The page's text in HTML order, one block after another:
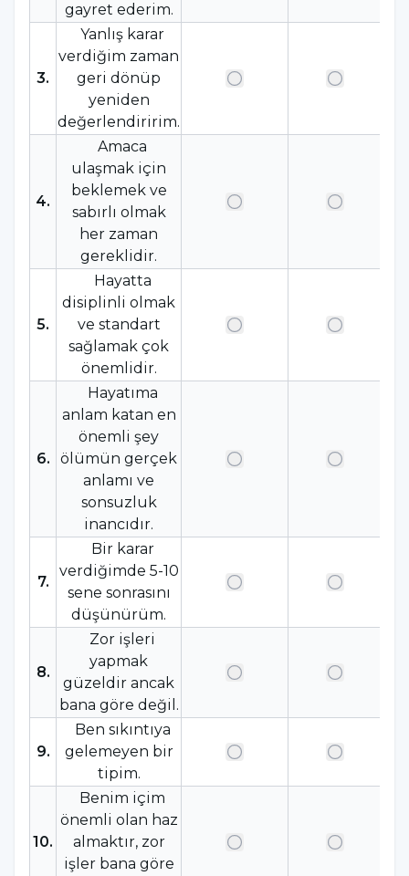
gayret ederim.
3.
Yanlış karar
verdiğim zaman
geri dönüp
yeniden
değerlendiririm.
4.
Amaca
ulaşmak için
beklemek ve
sabırlı olmak
her zaman
gereklidir.
5.
Hayatta
disiplinli olmak
ve standart
sağlamak çok
önemlidir.
6.
Hayatıma
anlam katan en
önemli şey
ölümün gerçek
anlamı ve
sonsuzluk
inancıdır.
7.
Bir karar
verdiğimde 5-10
sene sonrasını
düşünürüm.
8.
Zor işleri
yapmak
güzeldir ancak
bana göre değil.
9.
Ben sıkıntıya
gelemeyen bir
tipim.
10.
Benim içim
önemli olan haz
almaktır, zor
işler bana göre